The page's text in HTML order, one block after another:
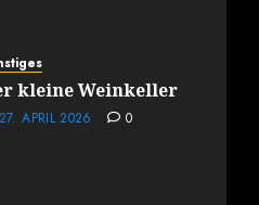
kleine Weinkeller
27. APRIL 2026 0